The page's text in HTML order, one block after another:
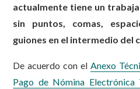
actualmente tiene un
sin puntos, comas,
guiones en el intermedio del
De acuerdo con el Anexo
Pago de Nómina Electrónica